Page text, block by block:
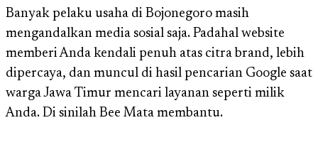
Banyak pelaku usaha di Bojonegoro masih
mengandalkan media sosial saja. Padahal website
memberi Anda kendali penuh atas citra brand, lebih
dipercaya, dan muncul di hasil pencarian Google saat
warga Jawa Timur mencari layanan seperti milik
Anda. Di sinilah Bee Mata membantu.